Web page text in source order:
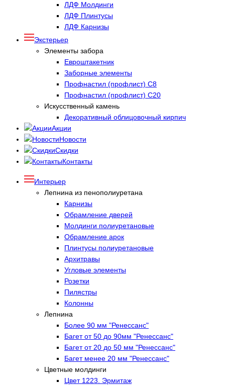
ЛДФ Молдинги
ЛДФ Плинтусы
ЛДФ Карнизы
Экстерьер
Элементы забора
Евроштакетник
Заборные элементы
Профнастил (профлист) С8
Профнастил (профлист) С20
Искусственный камень
Декоративный облицовочный кирпич
Акции
Новости
Скидки
Контакты
Интерьер
Лепнина из пенополиуретана
Карнизы
Обрамление дверей
Молдинги полиуретановые
Обрамление арок
Плинтусы полиуретановые
Архитравы
Угловые элементы
Розетки
Пилястры
Колонны
Лепнина
Более 90 мм "Ренессанс"
Багет от 50 до 90мм "Ренессанс"
Багет от 20 до 50 мм "Ренессанс"
Багет менее 20 мм "Ренессанс"
Цветные молдинги
Цвет 1223. Эрмитаж